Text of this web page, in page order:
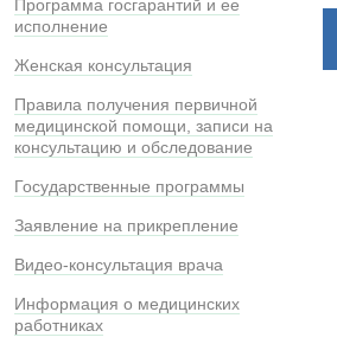
Программа госгарантий и ее
исполнение
Женская консультация
Правила получения первичной
медицинской помощи, записи на
консультацию и обследование
Государственные программы
Заявление на прикрепление
Видео-консультация врача
Информация о медицинских
работниках